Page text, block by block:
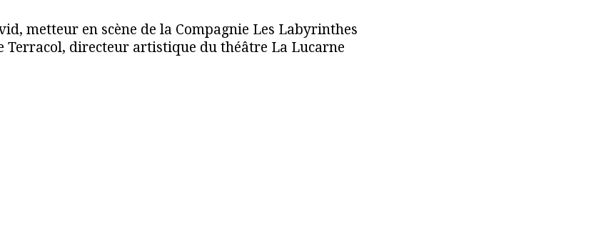
metteur en scène de la Compagnie Les Labyrinthes
Terracol, directeur artistique du théâtre La Lucarne